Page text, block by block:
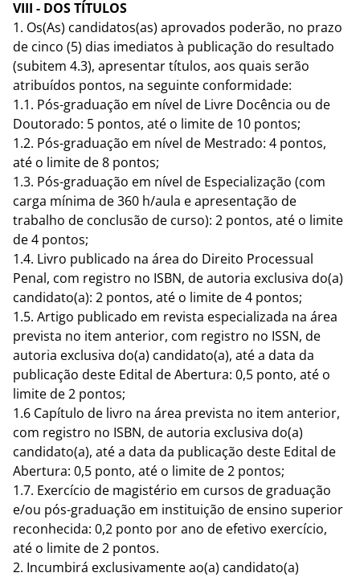
VIII - DOS TÍTULOS
1. Os(As) candidatos(as) aprovados poderão, no prazo
de cinco (5) dias imediatos à publicação do resultado
(subitem 4.3), apresentar títulos, aos quais serão
atribuídos pontos, na seguinte conformidade:
1.1. Pós-graduação em nível de Livre Docência ou de
Doutorado: 5 pontos, até o limite de 10 pontos;
1.2. Pós-graduação em nível de Mestrado: 4 pontos,
até o limite de 8 pontos;
1.3. Pós-graduação em nível de Especialização (com
carga mínima de 360 h/aula e apresentação de
trabalho de conclusão de curso): 2 pontos, até o limite
de 4 pontos;
1.4. Livro publicado na área do Direito Processual
Penal, com registro no ISBN, de autoria exclusiva do(a)
candidato(a): 2 pontos, até o limite de 4 pontos;
1.5. Artigo publicado em revista especializada na área
prevista no item anterior, com registro no ISSN, de
autoria exclusiva do(a) candidato(a), até a data da
publicação deste Edital de Abertura: 0,5 ponto, até o
limite de 2 pontos;
1.6 Capítulo de livro na área prevista no item anterior,
com registro no ISBN, de autoria exclusiva do(a)
candidato(a), até a data da publicação deste Edital de
Abertura: 0,5 ponto, até o limite de 2 pontos;
1.7. Exercício de magistério em cursos de graduação
e/ou pós-graduação em instituição de ensino superior
reconhecida: 0,2 ponto por ano de efetivo exercício,
até o limite de 2 pontos.
2. Incumbirá exclusivamente ao(a) candidato(a)